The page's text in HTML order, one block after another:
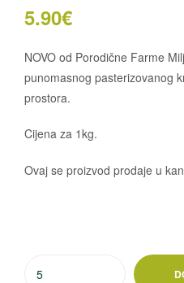
5.90€
NOVO od Porodične Farme
punomasnog pasterizovanog
prostora.
Cijena za 1kg.
Ovaj se proizvod prodaje u